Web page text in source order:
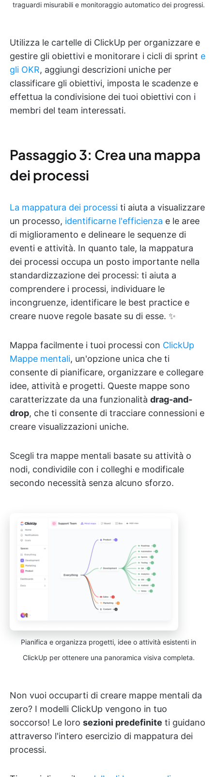
traguardi misurabili e monitoraggio automatico dei progressi.
Utilizza le cartelle di ClickUp per organizzare e
gestire gli obiettivi e monitorare i cicli di sprint e
gli OKR, aggiungi descrizioni uniche per
classificare gli obiettivi, imposta le scadenze e
effettua la condivisione dei tuoi obiettivi con i
membri del team interessati.
Passaggio 3: Crea una mappa
dei processi
La mappatura dei processi ti aiuta a visualizzare
un processo, identificarne l'efficienza e le aree
di miglioramento e delineare le sequenze di
eventi e attività. In quanto tale, la mappatura
dei processi occupa un posto importante nella
standardizzazione dei processi: ti aiuta a
comprendere i processi, individuare le
incongruenze, identificare le best practice e
creare nuove regole basate su di esse. ✨
Mappa facilmente i tuoi processi con ClickUp
Mappe mentali, un'opzione unica che ti
consente di pianificare, organizzare e collegare
idee, attività e progetti. Queste mappe sono
caratterizzate da una funzionalità drag-and-
drop, che ti consente di tracciare connessioni e
creare visualizzazioni uniche.
Scegli tra mappe mentali basate su attività o
nodi, condividile con i colleghi e modificale
secondo necessità senza alcuno sforzo.
Pianifica e organizza progetti, idee o attività esistenti in
ClickUp per ottenere una panoramica visiva completa.
Non vuoi occuparti di creare mappe mentali da
zero? I modelli ClickUp vengono in tuo
soccorso! Le loro sezioni predefinite ti guidano
attraverso l'intero esercizio di mappatura dei
processi.